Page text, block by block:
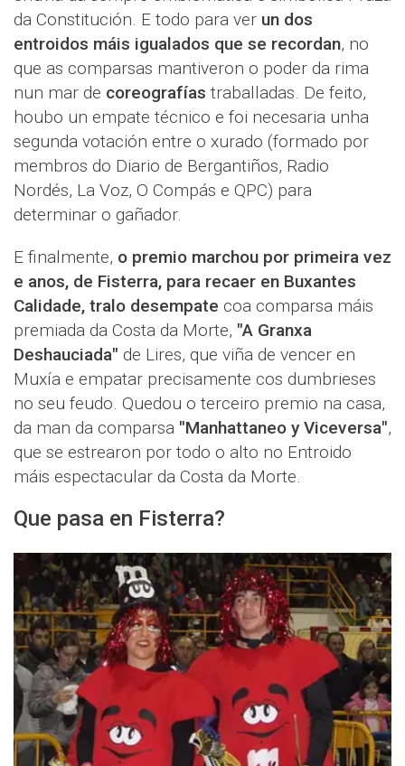
da Constitución. E todo para ver un dos
entroidos máis igualados que se recordan, no
que as comparsas mantiveron o poder da rima
nun mar de coreografías traballadas. De feito,
houbo un empate técnico e foi necesaria unha
segunda votación entre o xurado (formado por
membros do Diario de Bergantiños, Radio
Nordés, La Voz, O Compás e QPC) para
determinar o gañador.
E finalmente, o premio marchou por primeira vez
e anos, de Fisterra, para recaer en Buxantes
Calidade, tralo desempate coa comparsa máis
premiada da Costa da Morte, "A Granxa
Deshauciada" de Lires, que viña de vencer en
Muxía e empatar precisamente cos dumbrieses
no seu feudo. Quedou o terceiro premio na casa,
da man da comparsa "Manhattaneo y Viceversa",
que se estrearon por todo o alto no Entroido
máis espectacular da Costa da Morte.
Que pasa en Fisterra?